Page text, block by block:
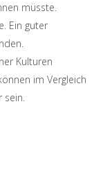
müsste.
Ein guter
Kulturen
im Vergleich
sein.